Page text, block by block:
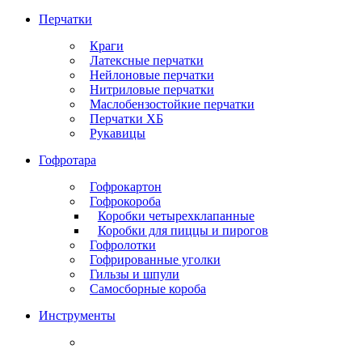
Перчатки
Краги
Латексные перчатки
Нейлоновые перчатки
Нитриловые перчатки
Маслобензостойкие перчатки
Перчатки ХБ
Рукавицы
Гофротара
Гофрокартон
Гофрокороба
Коробки четырехклапанные
Коробки для пиццы и пирогов
Гофролотки
Гофрированные уголки
Гильзы и шпули
Самосборные короба
Инструменты